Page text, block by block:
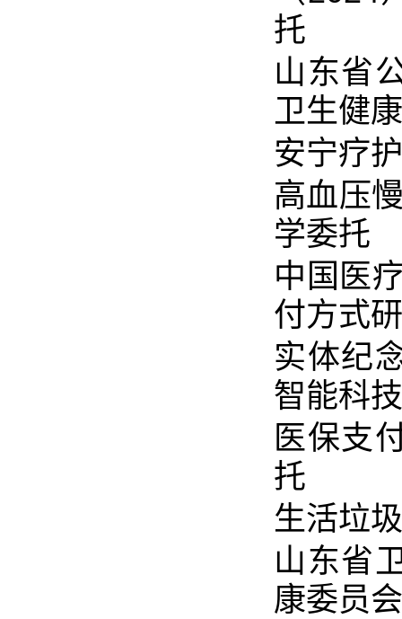
托
山东省
卫生健
安宁疗
高血压
学委托
中国医
付方式
实体纪
智能科
医保支
托
生活垃
山东省
康委员